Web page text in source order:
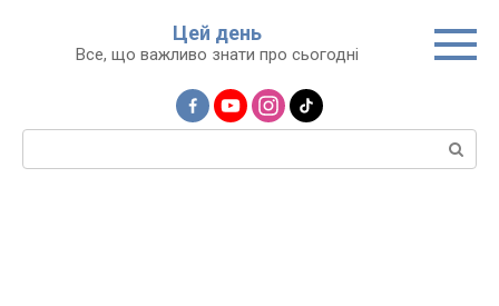
Цей день
Все, що важливо знати про сьогодні
Пошук: